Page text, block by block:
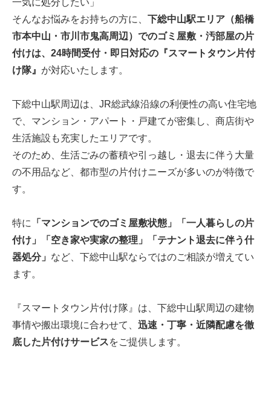
そんなお悩みをお持ちの方に、 下総中山駅エリア（船橋
市本中山・市川市鬼高周辺）でのゴミ屋敷・汚部屋の片
付けは、24時間受付・即日対応の『スマートタウン片付
け隊』 が対応いたします。
下総中山駅周辺は、JR総武線沿線の利便性の高い住宅地
で、マンション・アパート・戸建てが密集し、商店街や
生活施設も充実したエリアです。
そのため、生活ごみの蓄積や引っ越し・退去に伴う大量
の不用品など、都市型の片付けニーズが多いのが特徴で
す。
特に
「マンションでのゴミ屋敷状態」「一人暮らしの片
付け」「空き家や実家の整理」「テナント退去に伴う什
器処分」 など、下総中山駅ならではのご相談が増えてい
ます。
『スマートタウン片付け隊』は、下総中山駅周辺の建物
事情や搬出環境に合わせて、 迅速・丁寧・近隣配慮を徹
底した片付けサービスをご提供します。